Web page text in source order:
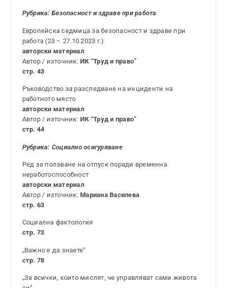
Рубрика: Безопасност и здраве при работа
Европейска седмица за безопасност и здраве при
работа (23 – 27.10.2023 г.)
авторски материал
Автор / източник:ИК “Труд и право”
стр. 43
Ръководство за разследване на инциденти на
работното място
авторски материал
Автор / източник:ИК “Труд и право”
стр. 44
Рубрика: Социално осигуряване
Ред за ползване на отпуск поради временна
неработоспособност
авторски материал
Автор / източник:Мариана Василева
стр. 63
Социална фактология
стр. 73
„Важно е да знаете“
стр. 78
„За всички, които мислят, че управляват сами живота